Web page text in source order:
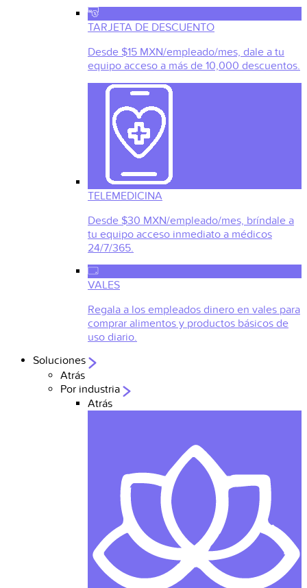
TARJETA DE DESCUENTO
Desde $15 MXN/empleado/mes, dale a tu
equipo acceso a más de 10,000 descuentos.
TELEMEDICINA
Desde $30 MXN/empleado/mes, bríndale a
tu equipo acceso inmediato a médicos
24/7/365.
VALES
Regala a los empleados dinero en vales para
comprar alimentos y productos básicos de
uso diario.
Soluciones
Atrás
Por industria
Atrás